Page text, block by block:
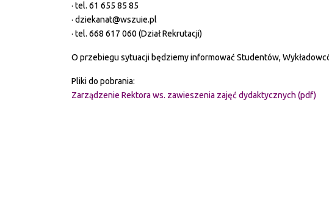
· tel. 61 655 85 85
· dziekanat@wszuie.pl
· tel. 668 617 060 (Dział Rekrutacji)
O przebiegu sytuacji będziemy informować Studentów,
Pliki do pobrania:
Zarządzenie Rektora ws. zawieszenia zajęć dydaktycznych (pdf)